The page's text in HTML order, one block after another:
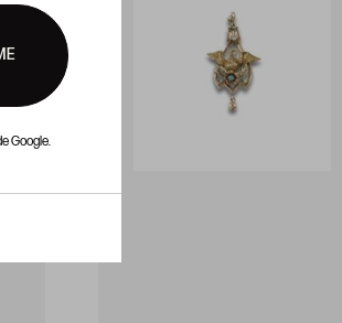
Google.